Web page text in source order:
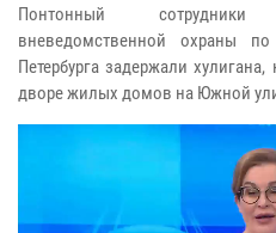
Понтонный
вневедомственной охраны
Петербурга задержали
дворе жилых домов на Южной